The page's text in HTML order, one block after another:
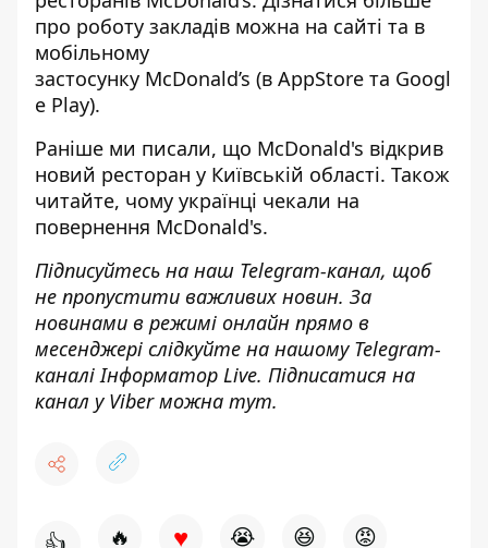
про роботу закладів можна на сайті та в
мобільному
застосунку McDonald’s (в AppStore та Googl
e Play).
Раніше ми писали, що McDonald's відкрив
новий ресторан у Київській області. Також
читайте, чому українці чекали на
повернення McDonald's.
Підписуйтесь на наш Telegram-канал, щоб
не пропустити важливих новин. За
новинами в режимі онлайн прямо в
месенджері слідкуйте на нашому Telegram-
каналіІнформатор Live. Підписатися на
канал у Viber можна тут.
🔥 ♥ 😭 😆 😡